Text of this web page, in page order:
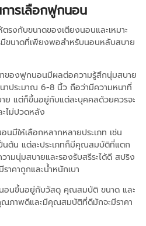
ารเลือกฟูกนอน
ตรงกับขนาดของเตียงนอนและเหมาะ
ขนาดที่เพียงพอสำหรับนอนหลับสบาย
ของฟูกนอนมีผลต่อความรู้สึกนุ่มสบาย
ประมาณ 6-8 นิ้ว ถือว่ามีความหนาที่
ย แต่ก็ขึ้นอยู่กับแต่ละบุคคลด้วยควรจะ
ไม่ปวดหลัง
มีให้เลือกหลากหลายประเภท เช่น
นต้น แต่ละประเภทก็มีคุณสมบัติที่แตก
ามนุ่มสบายและรองรับสรีระได้ดี สปริง
าคาถูกและน้ำหนักเบา
อนขึ้นอยู่กับวัสดุ คุณสมบัติ ขนาด และ
ภาพดีและมีคุณสมบัติที่ดีมักจะมีราคา